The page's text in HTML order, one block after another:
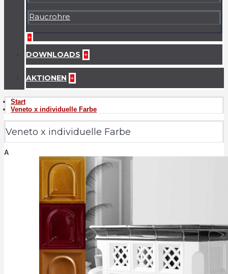
Raucrohre
+
DOWNLOADS +
AKTIONEN +
Start
Veneto x individuelle Farbe
Veneto x individuelle Farbe
A